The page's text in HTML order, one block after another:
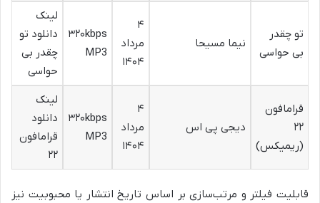
تو چقدر
بی حواسی
نیما مسیحا
۴
مرداد
۱۴۰۴
۳۲۰kbps
MP3
لینک
دانلود تو
چقدر بی
حواسی
قرامافون
۲۲
(ریمیکس)
دیجی پی اس
۴
مرداد
۱۴۰۴
۳۲۰kbps
MP3
لینک
دانلود
قرامافون
۲۲
قابلیت فیلتر و مرتب‌سازی بر اساس تاریخ انتشار یا محبوبیت نیز